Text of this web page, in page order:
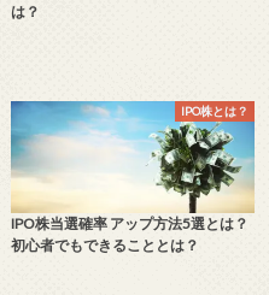
は？
IPO株とは？
IPO株当選確率 アップ方法5選とは？
初心者でもできることとは？